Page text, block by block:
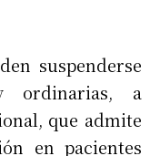
suspenderse
ordinarias, a
que admite
en pacientes